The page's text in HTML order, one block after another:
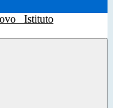
Istituto